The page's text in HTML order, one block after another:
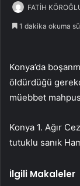
FATİH
1 dakika okuma
Konya’da
öldürdüğü
müebbet
Konya 1. Ağır
tutuklu sanık
İlgili Makaleler